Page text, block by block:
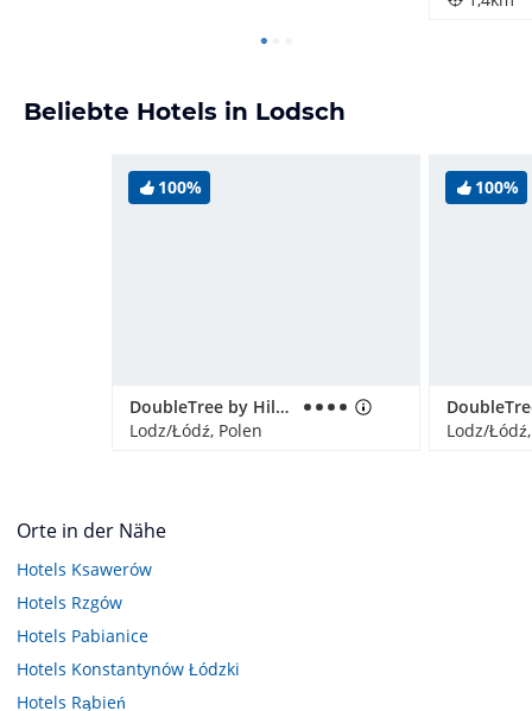
Beliebte Hotels in Lodsch
100%
DoubleTree by Hilton Lodz
Lodz/Łódź, Polen
100%
Lodz/
Orte in der Nähe
Hotels Ksawerów
Hotels Rzgów
Hotels Pabianice
Hotels Konstantynów Łódzki
Hotels Rąbień